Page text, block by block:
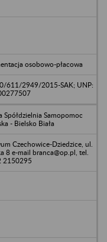
osobowo-płacowa
611/2949/2015-SAK; UNP:
Spółdzielnia Samopomoc
- Bielsko Biała
Czechowice-Dziedzice, ul.
8 e-mail branca@op.pl, tel.
2150295